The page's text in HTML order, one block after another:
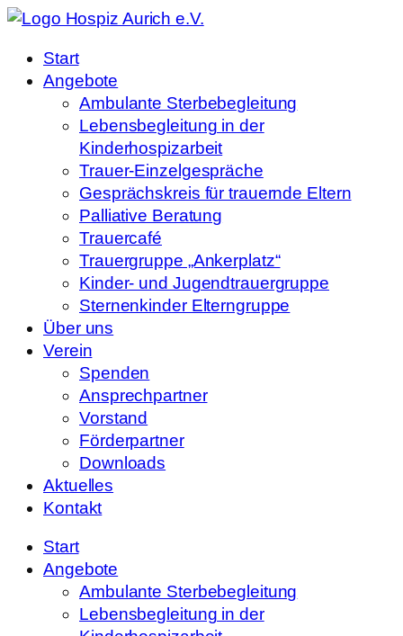
Start
Angebote
Ambulante Sterbebegleitung
Lebensbegleitung in der
Kinderhospizarbeit
Trauer-Einzelgespräche
Gesprächskreis für trauernde Eltern
Palliative Beratung
Trauercafé
Trauergruppe „Ankerplatz“
Kinder- und Jugendtrauergruppe
Sternenkinder Elterngruppe
Über uns
Verein
Spenden
Ansprechpartner
Vorstand
Förderpartner
Downloads
Aktuelles
Kontakt
Start
Angebote
Ambulante Sterbebegleitung
Lebensbegleitung in der